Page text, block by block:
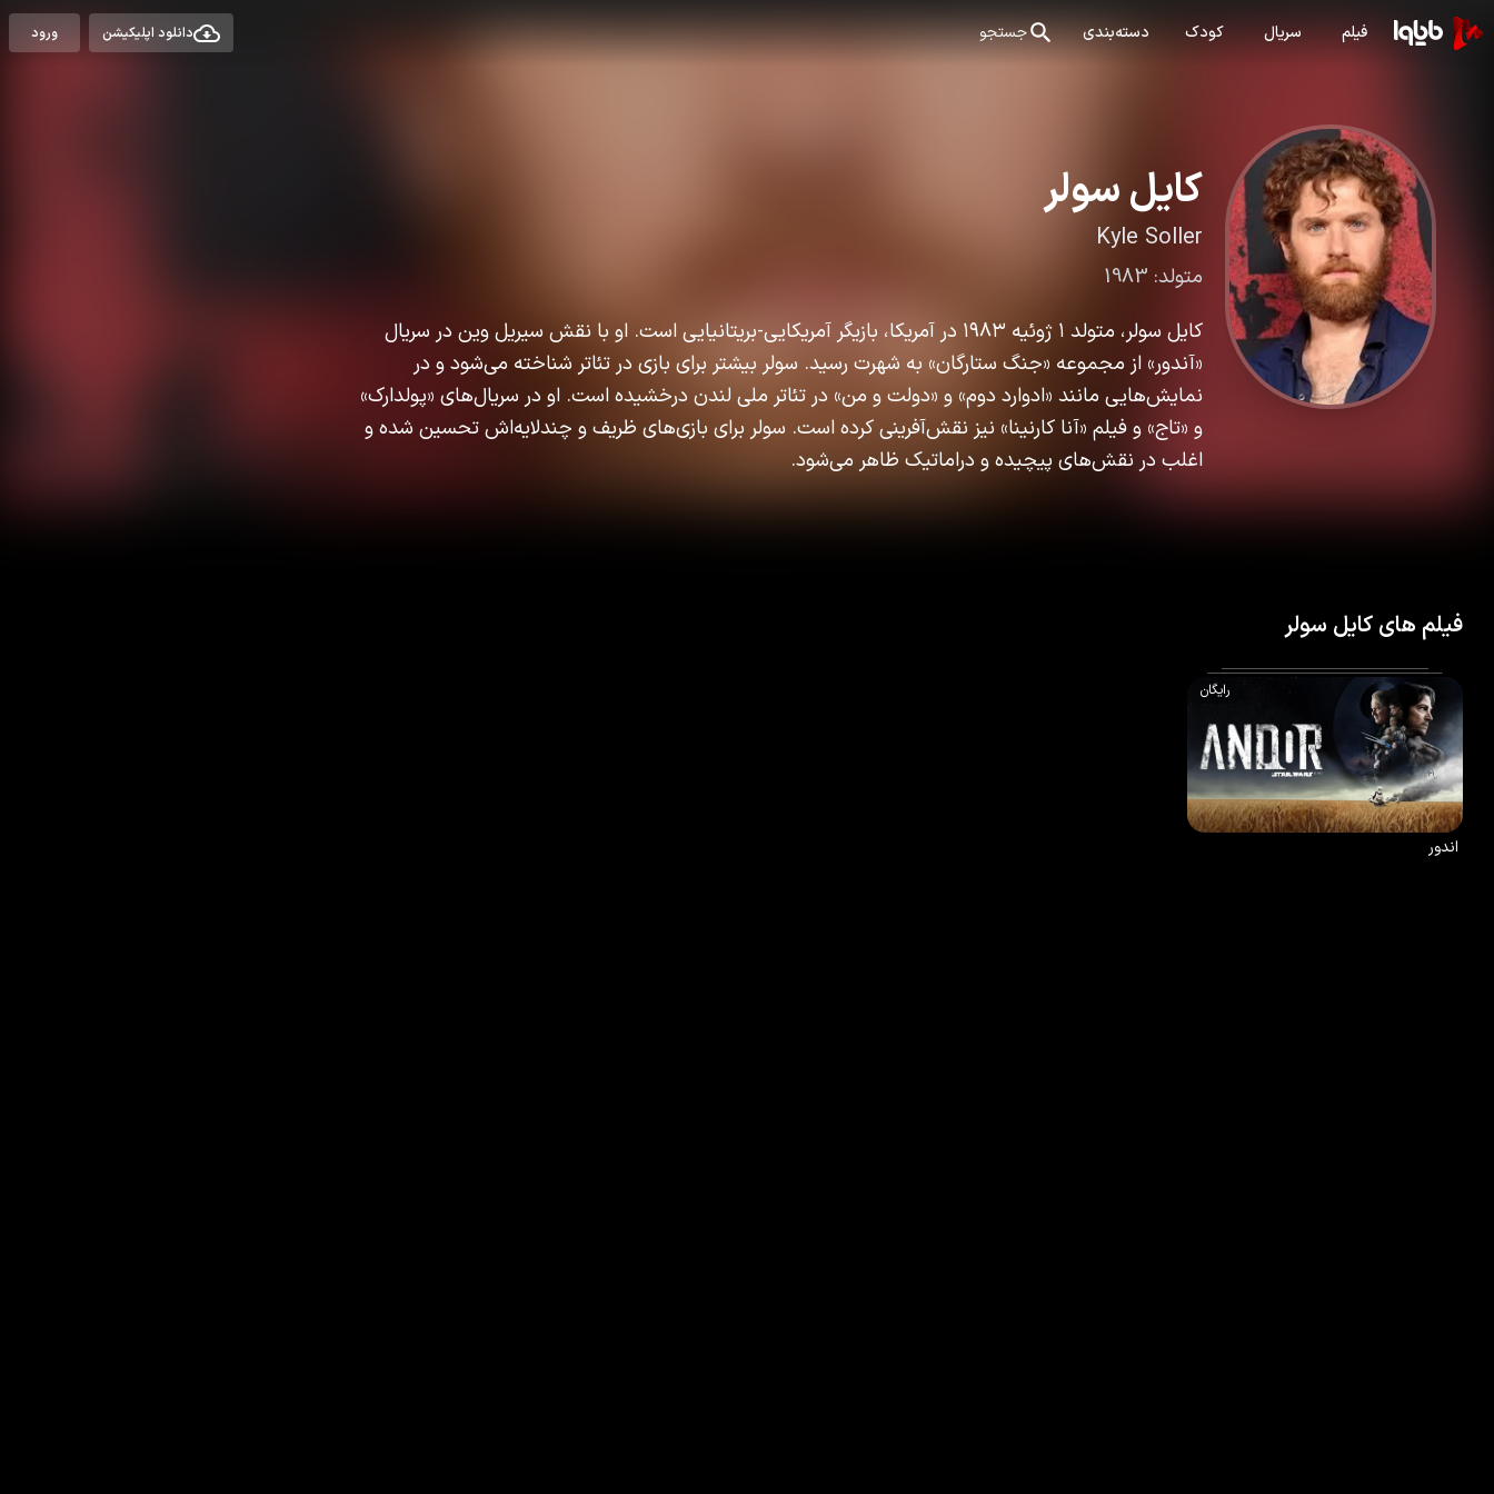
فیلم سریال کودک دسته‌بندی جستجو دانلود اپلیکیشن ورود
کایل سولر
Kyle Soller
متولد: 1983
کایل سولر، متولد ۱ ژوئیه ۱۹۸۳ در آمریکا، بازیگر آمریکایی-بریتانیایی است. او با نقش سیریل وین در سریال
«آندور» از مجموعه «جنگ ستارگان» به شهرت رسید. سولر بیشتر برای بازی در تئاتر شناخته می‌شود و در
نمایش‌هایی مانند «ادوارد دوم» و «دولت و من» در تئاتر ملی لندن درخشیده است. او در سریال‌های «پولدارک»
و «تاج» و فیلم «آنا کارنینا» نیز نقش‌آفرینی کرده است. سولر برای بازی‌های ظریف و چندلایه‌اش تحسین شده و
اغلب در نقش‌های پیچیده و دراماتیک ظاهر می‌شود.
فیلم های کایل سولر
رایگان
2022
90%
8.4/10
اندور